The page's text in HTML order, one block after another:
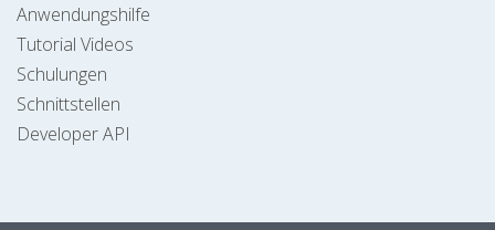
Anwendungshilfe
Tutorial Videos
Schulungen
Schnittstellen
Developer API